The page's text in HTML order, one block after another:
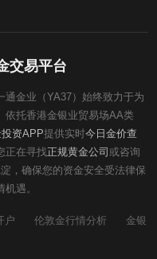
交易平台
通金业（YA37）始终致力于为
依托香港金银业贸易场AA类
资APP提供实时今日金价查
正在寻找正规黄金公司或咨询
，确保您的资金安全受法律保
遇。
户 伦敦金行情分析
金银